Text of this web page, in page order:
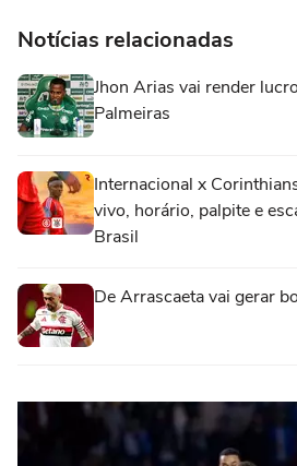
Notícias relacionadas
Jhon Arias vai render
Palmeiras
Internacional x
vivo, horário, palpite e
Brasil
De Arrascaeta vai gerar